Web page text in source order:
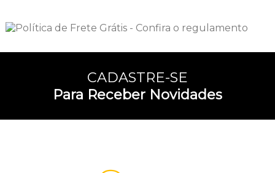
CADASTRE-SE
Para Receber Novidades